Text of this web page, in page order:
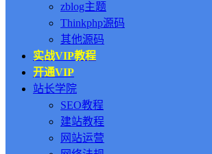
zblog主题
Thinkphp源码
其他源码
实战VIP教程
开通VIP
站长学院
SEO教程
建站教程
网站运营